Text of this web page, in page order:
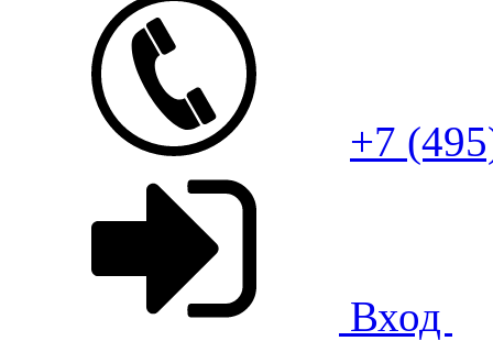
+7
Вход